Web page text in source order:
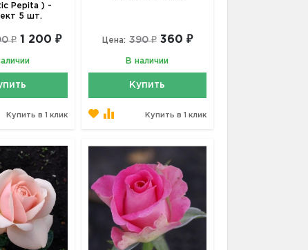
Pepita ) -
5 шт.
₽ 1 200 ₽
Купить в 1 клик
Цена: 390 ₽ 360 ₽
В наличии
Купить
Купить в 1 клик